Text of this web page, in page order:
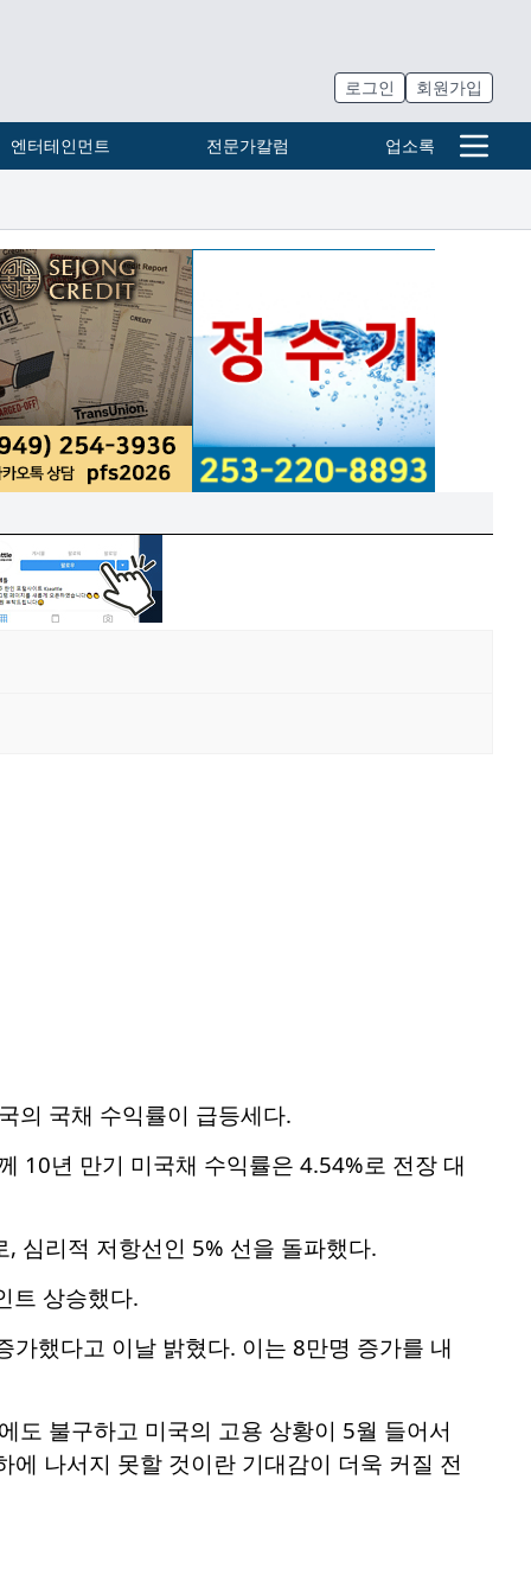
로그인 회원가입
엔터테인먼트 전문가칼럼 업소록
의 국채 수익률이 급등세다.
10년 만기 미국채 수익률은 4.54%로 전장 대
심리적 저항선인 5% 선을 돌파했다.
트 상승했다.
했다고 이날 밝혔다. 이는 8만명 증가를 내
도 불구하고 미국의 고용 상황이 5월 들어서
나서지 못할 것이란 기대감이 더욱 커질 전